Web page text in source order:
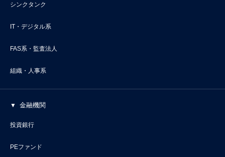
シンクタンク
IT・デジタル系
FAS系・監査法人
組織・人事系
金融機関
投資銀行
PEファンド